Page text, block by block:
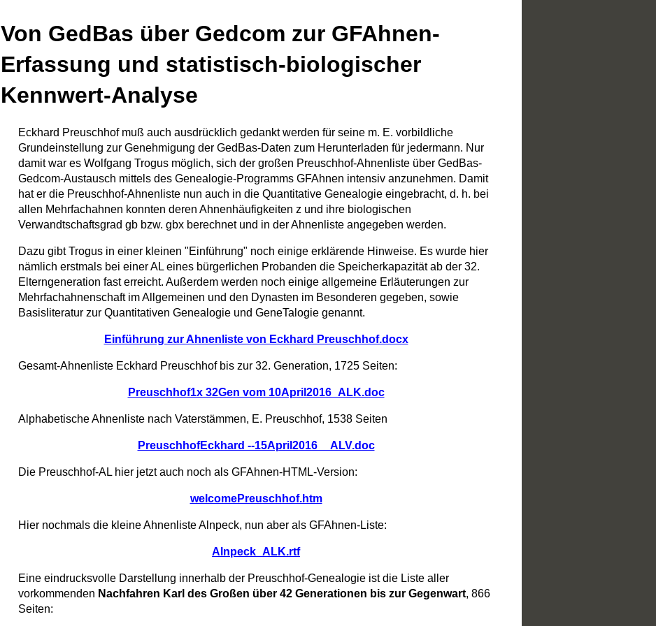
Von GedBas über Gedcom zur GFAhnen-
Erfassung und statistisch-biologischer
Kennwert-Analyse
Eckhard Preuschhof muß auch ausdrücklich gedankt werden für seine m. E. vorbildliche
Grundeinstellung zur Genehmigung der GedBas-Daten zum Herunterladen für jedermann. Nur
damit war es Wolfgang Trogus möglich, sich der großen Preuschhof-Ahnenliste über GedBas-
Gedcom-Austausch mittels des Genealogie-Programms GFAhnen intensiv anzunehmen. Damit
hat er die Preuschhof-Ahnenliste nun auch in die Quantitative Genealogie eingebracht, d. h. bei
allen Mehrfachahnen konnten deren Ahnenhäufigkeiten z und ihre biologischen
Verwandtschaftsgrad gb bzw. gbx berechnet und in der Ahnenliste angegeben werden.
Dazu gibt Trogus in einer kleinen "Einführung" noch einige erklärende Hinweise. Es wurde hier
nämlich erstmals bei einer AL eines bürgerlichen Probanden die Speicherkapazität ab der 32.
Elterngeneration fast erreicht. Außerdem werden noch einige allgemeine Erläuterungen zur
Mehrfachahnenschaft im Allgemeinen und den Dynasten im Besonderen gegeben, sowie
Basisliteratur zur Quantitativen Genealogie und GeneTalogie genannt.
Einführung zur Ahnenliste von Eckhard Preuschhof.docx
Gesamt-Ahnenliste Eckhard Preuschhof bis zur 32. Generation, 1725 Seiten:
Preuschhof1x 32Gen vom 10April2016_ALK.doc
Alphabetische Ahnenliste nach Vaterstämmen, E. Preuschhof, 1538 Seiten
PreuschhofEckhard --15April2016__ALV.doc
Die Preuschhof-AL hier jetzt auch noch als GFAhnen-HTML-Version:
welcomePreuschhof.htm
Hier nochmals die kleine Ahnenliste Alnpeck, nun aber als GFAhnen-Liste:
Alnpeck_ALK.rtf
Eine eindrucksvolle Darstellung innerhalb der Preuschhof-Genealogie ist die Liste aller
vorkommenden Nachfahren Karl des Großen über 42 Generationen bis zur Gegenwart, 866
Seiten: